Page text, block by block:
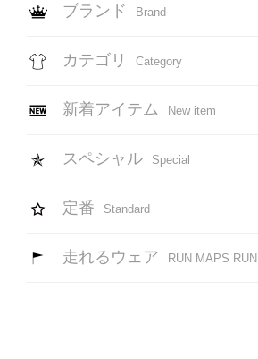
ブランド Brand
カテゴリ Category
新着アイテム New item
スペシャル Special
定番 Standard
走れるウェア RUN MAPS RUN